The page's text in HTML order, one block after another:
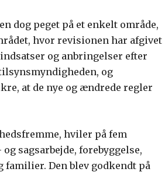
dog peget på et enkelt område,
hvor revisionen har afgivet
og anbringelser efter
og
at de nye og ændrede regler
hviler på fem
sagsarbejde, forebyggelse,
familier. Den blev godkendt på